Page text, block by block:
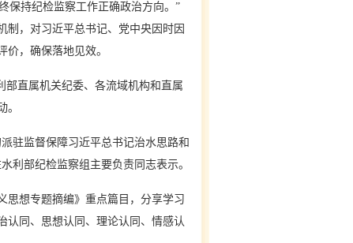
持纪检监察工作正确政治方向。”
制，对习近平总书记、党中央因时因
，确保落地见效。
直属机关纪委、各流域机构和直属
。
驻监督保障习近平总书记治水思路和
利部纪检监察组主要负责同志表示。
想专题摘编》重点篇目，分享学习
认同、思想认同、理论认同、情感认